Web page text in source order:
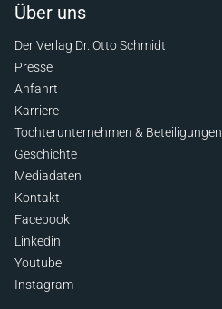
Über uns
Der Verlag Dr. Otto Schmidt
Presse
Anfahrt
Karriere
Tochterunternehmen & Beteiligungen
Geschichte
Mediadaten
Kontakt
Facebook
Linkedin
Youtube
Instagram